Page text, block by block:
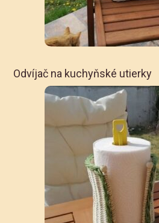
Odvíjač na kuchyňské utierky